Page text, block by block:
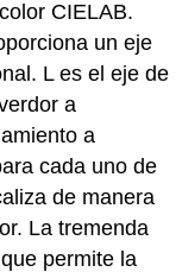
CIELAB.
un eje
L es el eje de
a
a
cada uno de
de manera
La tremenda
permite la